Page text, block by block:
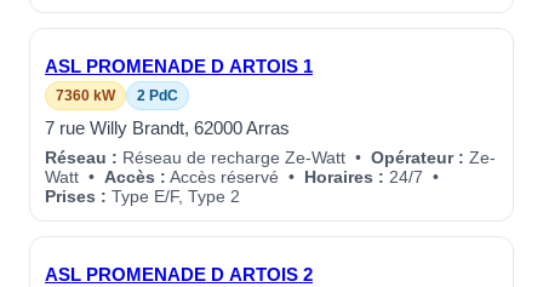
ASL PROMENADE D ARTOIS 1
7360 kW 2 PdC
7 rue Willy Brandt, 62000 Arras
Réseau : Réseau de recharge Ze-Watt • Opérateur : Ze-
Watt • Accès : Accès réservé • Horaires : 24/7 •
Prises : Type E/F, Type 2
ASL PROMENADE D ARTOIS 2